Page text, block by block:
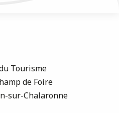
Tourisme
de Foire
sur-Chalaronne